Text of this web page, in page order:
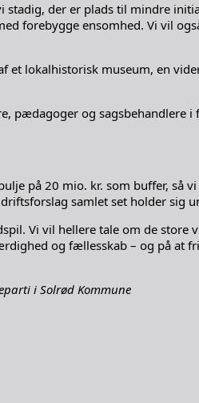
der er plads til mindre
forebygge ensomhed. Vi vil
et lokalhistorisk museum, en
pædagoger og sagsbehandlere
på 20 mio. kr. som buffer, så
samlet set holder sig
Vi vil hellere tale om de
og fællesskab – og på at
i Solrød Kommune